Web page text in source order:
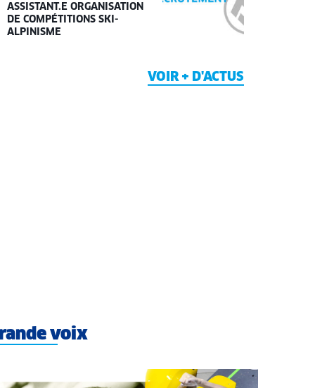
ASSISTANT.E ORGANISATION
DE COMPÉTITIONS SKI-
ALPINISME
VOIR + D'ACTUS
voix